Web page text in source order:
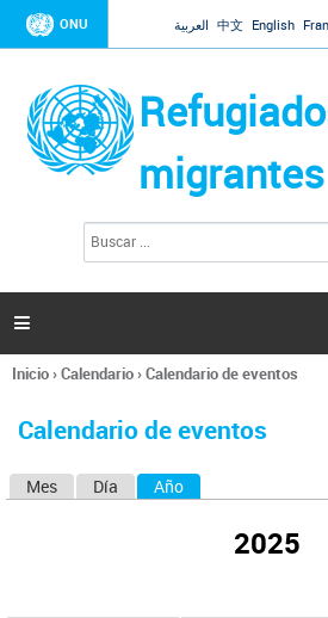
Jump to navigation
ONU العربية 中文 English
migrantes
l
s

Se
usted
Inicio›Calendario›Calendario de eventos
Calendario de eventos
Mes Día Año
2025